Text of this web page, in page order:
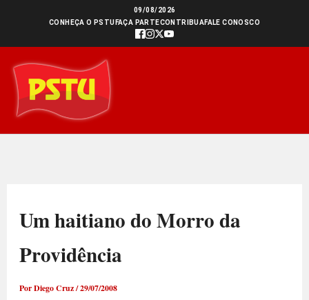
conteúdo
09/08/2026
CONHEÇA O PSTU FAÇA PARTECONTRIBUAFALE CONOSCO
Um haitiano do Morro da
Providência
PorDiego Cruz/29/07/2008